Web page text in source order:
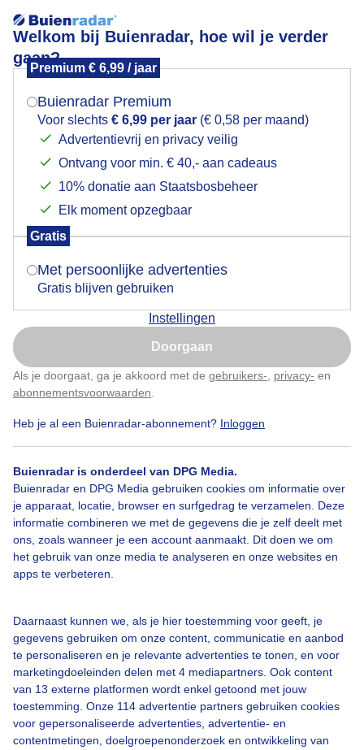
Welkom bij Buienradar, hoe wil je verder
gaan?
Premium € 6,99 / jaar
Buienradar Premium
Voor slechts € 6,99 per jaar (€ 0,58 per maand)
Advertentievrij en privacy veilig
Ontvang voor min. € 40,- aan cadeaus
10% donatie aan Staatsbosbeheer
Elk moment opzegbaar
Gratis
Met persoonlijke advertenties
Gratis blijven gebruiken
Instellingen
Doorgaan
Als je doorgaat, ga je akkoord met de gebruikers- privacy- en
abonnementsvoorwaarden
Heb je al een Buienradar-abonnement? Inloggen
Buienradar is onderdeel van DPG Media.
Buienradar en DPG Media gebruiken cookies om informatie over
je apparaat, locatie, browser en surfgedrag te verzamelen. Deze
informatie combineren we met de gegevens die je zelf deelt met
ons, zoals wanneer je een account aanmaakt. Dit doen we om
het gebruik van onze media te analyseren en onze websites en
apps te verbeteren.
Daarnaast kunnen we, als je hier toestemming voor geeft, je
gegevens gebruiken om onze content, communicatie en aanbod
te personaliseren en je relevante advertenties te tonen, en voor
marketingdoeleinden delen met 4 mediapartners. Ook content
van 13 externe platformen wordt enkel getoond met jouw
toestemming. Onze 114 advertentie partners gebruiken cookies
voor gepersonaliseerde advertenties, advertentie- en
contentmetingen, doelgroepenonderzoek en ontwikkeling van
Lepelaars zijn druk aan het zoeken
Door: Kaya Slabbekoorn
Bekijk slideshow
Een moment geduld aub...
Over Buienradar
Mogen we je locatie gebruiken voor het
Indien je hier nog geen akkoord op hebt gegeven,
verschijnt er zo een pop-up uit je browser waarin
Is goed, toon de popup
Nu niet, misschien later
Klik hierom dit aan te passen